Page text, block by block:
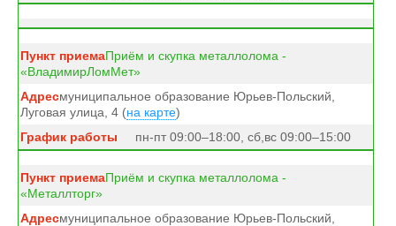
Приём и скупка металлолома -
«ВладимирЛомМет»
муниципальное образование Юрьев-Польский,
Луговая улица, 4 (на карте)
пн-пт 09:00–18:00, сб,вс 09:00–15:00
Приём и скупка металлолома -
«Металлторг»
муниципальное образование Юрьев-Польский,